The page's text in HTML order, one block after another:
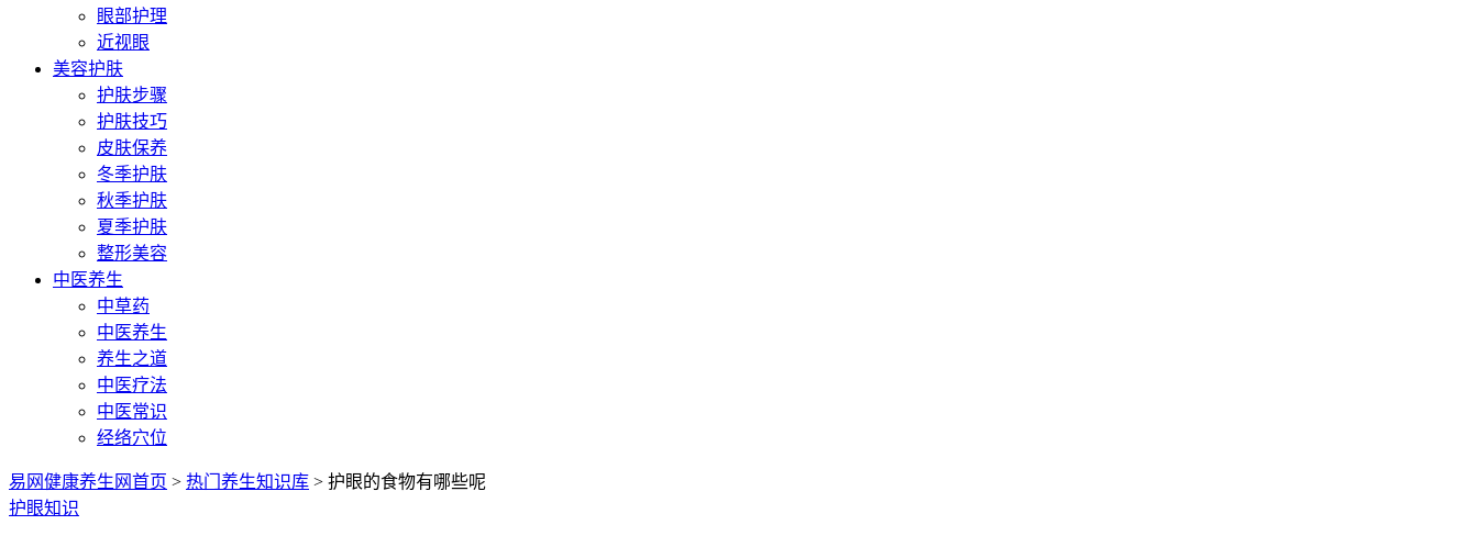
眼部护理
近视眼
美容护肤
护肤步骤
护肤技巧
皮肤保养
冬季护肤
秋季护肤
夏季护肤
整形美容
中医养生
中草药
中医养生
养生之道
中医疗法
中医常识
经络穴位
易网健康养生网首页 > 热门养生知识库 > 护眼的食物有哪些呢
护眼知识